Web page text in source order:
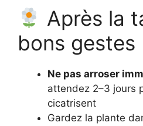
Après la
bons gestes
Ne pas arroser
attendez 2–3 jours
cicatrisent
Gardez la plante